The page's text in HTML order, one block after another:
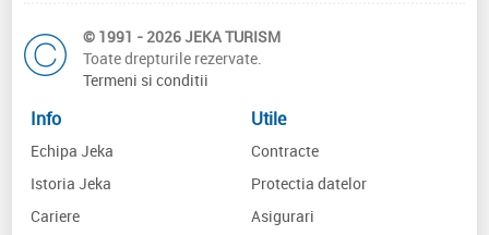
© 1991 - 2026 JEKA TURISM
Toate drepturile rezervate.
Termeni si conditii
Info
Echipa Jeka
Istoria Jeka
Cariere
Utile
Contracte
Protectia datelor
Asigurari